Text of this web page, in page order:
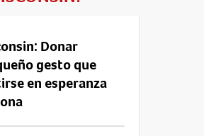
Donar
gesto que
en esperanza